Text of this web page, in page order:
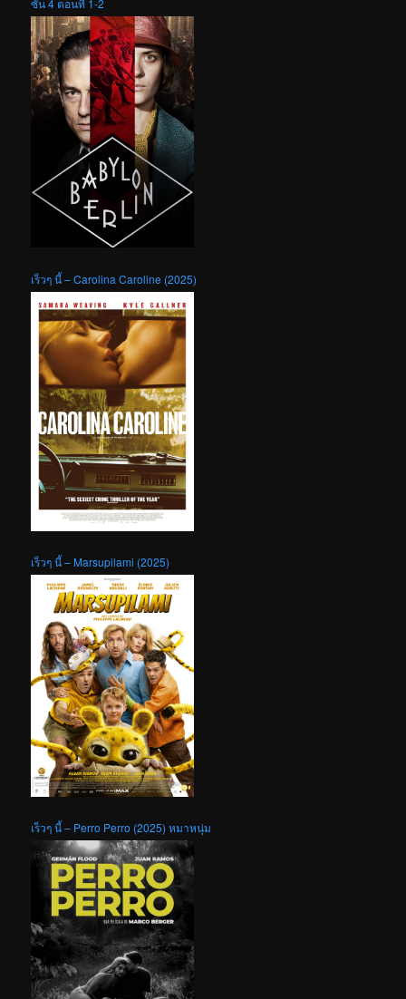
ซัน 4 ตอนที่ 1-2
เร็วๆ นี้ – Carolina Caroline (2025)
เร็วๆ นี้ – Marsupilami (2025)
เร็วๆ นี้ – Perro Perro (2025) หมาหนุ่ม